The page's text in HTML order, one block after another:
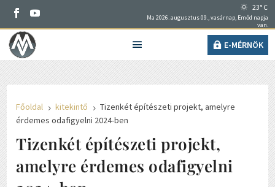
23° C
Ma 2026. augusztus 09., vasárnap, Emőd napja
van.
E-MÉRNÖK
Főoldal 5 kitekintő 5 Tizenkét építészeti projekt, amelyre
érdemes odafigyelni 2024-ben
Tizenkét építészeti projekt,
amelyre érdemes odafigyelni